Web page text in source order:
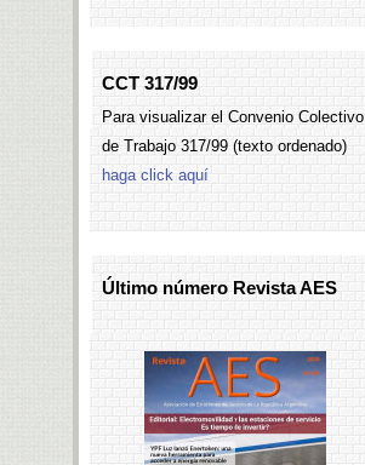
CCT 317/99
Para visualizar el Convenio Colectivo
de Trabajo 317/99 (texto ordenado)
haga click aquí
Último número Revista AES